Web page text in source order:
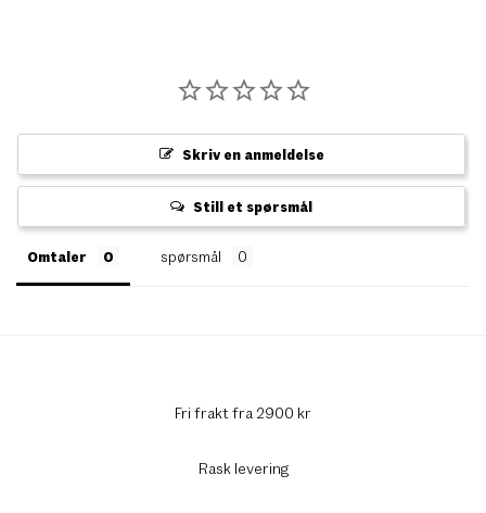
Skriv en anmeldelse
Still et spørsmål
Omtaler spørsmål
Fri frakt fra 2900 kr
Rask levering